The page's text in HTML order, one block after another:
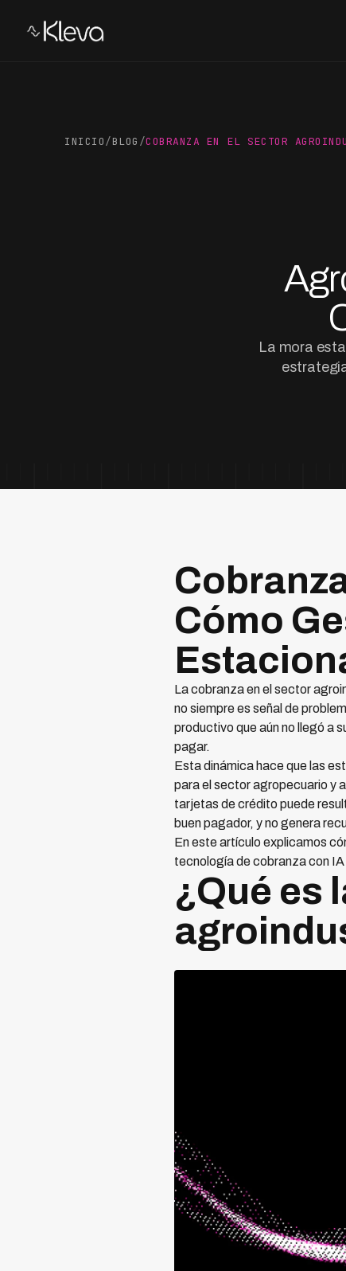
INICIO/BLOG /COBRANZA EN EL SECTOR
La mora
Cómo
La cobranza en el sector
no siempre es señal de
productivo que aún no llegó a
pagar.
Esta dinámica hace que las
para el sector agropecuario y
tarjetas de crédito puede
buen pagador, y no genera
En este artículo explicamos
tecnología de cobranza con
¿Qué es